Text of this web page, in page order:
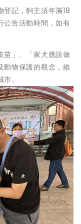
登記，飼主須年滿18
公告活動時間，如有
苗」、「家犬應該做
動物保護的觀念，維
。